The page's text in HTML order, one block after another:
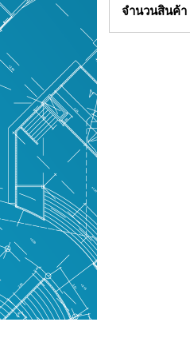
จำนวนสินค้า